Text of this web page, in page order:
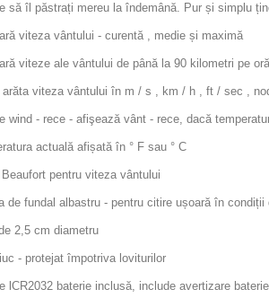
să îl păstrați mereu la îndemână. Pur și simplu
viteza vântului - curentă , medie și maximă
viteze ale vântului de până la 90 kilometri pe
arăta viteza vântului în m / s , km / h , ft / sec ,
wind - rece - afişează vânt - rece, dacă
actuală afișată în ° F sau ° C
pentru viteza vântului
de fundal albastru - pentru citire ușoară în
2,5 cm diametru
- protejat împotriva loviturilor
lCR2032 baterie inclusă, include avertizare